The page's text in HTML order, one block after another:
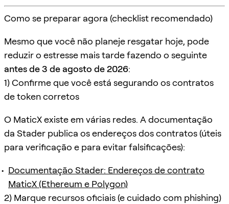
Como se preparar agora (checklist recomendado)
Mesmo que você não planeje resgatar hoje, pode
reduzir o estresse mais tarde fazendo o seguinte
antes de 3 de agosto de 2026:
1) Confirme que você está segurando os contratos
de token corretos
O MaticX existe em várias redes. A documentação
da Stader publica os endereços dos contratos (úteis
para verificação e para evitar falsificações):
Documentação Stader: Endereços de contrato
MaticX (Ethereum e Polygon)
2) Marque recursos oficiais (e cuidado com phishing)